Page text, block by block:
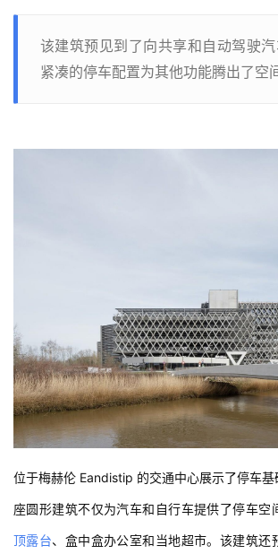
该建筑预见到了向共享和自动驾驶
紧凑的停车配置为其他功能腾出了空间
位于梅赫伦 Eandistip 的交通中心展示了停车
座圆形建筑不仅为汽车和自行车提供了停车空
顶露台、盒中盒办公室和当地超市。该建筑还